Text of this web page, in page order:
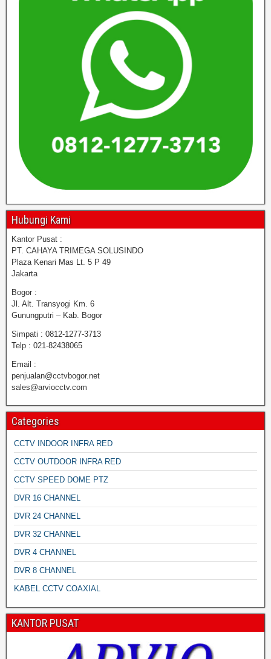
Hubungi Kami
Kantor Pusat :
PT. CAHAYA TRIMEGA SOLUSINDO
Plaza Kenari Mas Lt. 5 P 49
Jakarta
Bogor :
Jl. Alt. Transyogi Km. 6
Gunungputri – Kab. Bogor
Simpati : 0812-1277-3713
Telp : 021-82438065
Email :
penjualan@cctvbogor.net
sales@arviocctv.com
Categories
CCTV INDOOR INFRA RED
CCTV OUTDOOR INFRA RED
CCTV SPEED DOME PTZ
DVR 16 CHANNEL
DVR 24 CHANNEL
DVR 32 CHANNEL
DVR 4 CHANNEL
DVR 8 CHANNEL
KABEL CCTV COAXIAL
KANTOR PUSAT